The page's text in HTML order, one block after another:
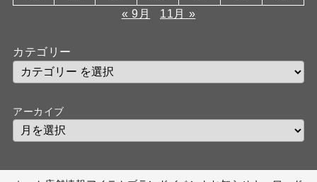
« 9月
11月 »
カテゴリー
アーカイブ